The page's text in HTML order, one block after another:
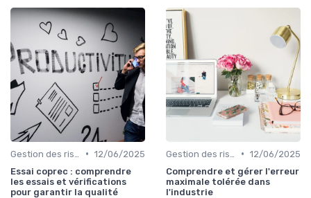
• 12/06/2025
Essai coprec : comprendre
les essais et vérifications
pour garantir la qualité
• 12/06/2025
Comprendre et gérer l'erreur
maximale tolérée dans
l'industrie